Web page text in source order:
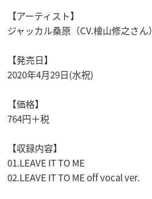
【アーティスト】
ジャッカル桑原（CV.檜山修之さん）
【発売日】
2020年4月29日(水祝)
【価格】
764円＋税
【収録内容】
01.LEAVE IT TO ME
02.LEAVE IT TO ME off vocal ver.